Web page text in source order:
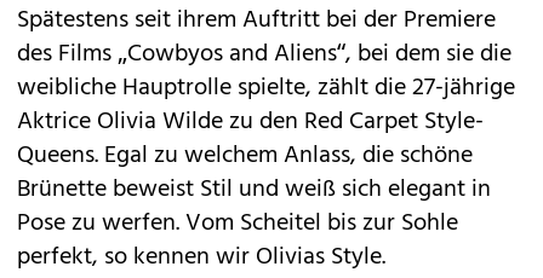
Spätestens seit ihrem Auftritt bei der Premiere
des Films „Cowbyos and Aliens“, bei dem sie die
weibliche Hauptrolle spielte, zählt die 27-jährige
Aktrice Olivia Wilde zu den Red Carpet Style-
Queens. Egal zu welchem Anlass, die schöne
Brünette beweist Stil und weiß sich elegant in
Pose zu werfen. Vom Scheitel bis zur Sohle
perfekt, so kennen wir Olivias Style.